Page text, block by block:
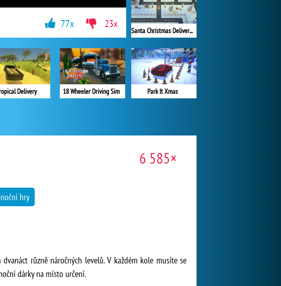
Santa Christmas Delivery 2019
Park It Xmas
Delivery 18 Wheeler Driving Sim
77x 23x
6 585×
hry
různě náročných levelů. V každém kole musíte se
dárky na místo určení.